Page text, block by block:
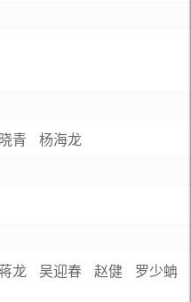
青 杨海龙
龙 吴迎春 赵健 罗少蚺